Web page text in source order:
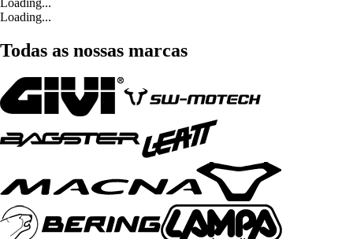
Loading...
Loading...
Todas as nossas marcas